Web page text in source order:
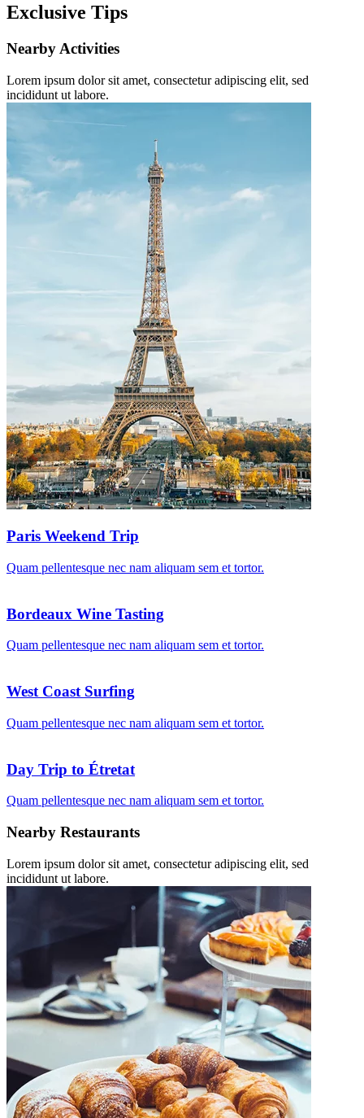
Exclusive Tips
Nearby Activities
Lorem ipsum dolor sit amet, consectetur adipiscing elit, sed
incididunt ut labore.
Paris Weekend Trip
Quam pellentesque nec nam aliquam sem et tortor.
Bordeaux Wine Tasting
Quam pellentesque nec nam aliquam sem et tortor.
West Coast Surfing
Quam pellentesque nec nam aliquam sem et tortor.
Day Trip to Étretat
Quam pellentesque nec nam aliquam sem et tortor.
Nearby Restaurants
Lorem ipsum dolor sit amet, consectetur adipiscing elit, sed
incididunt ut labore.